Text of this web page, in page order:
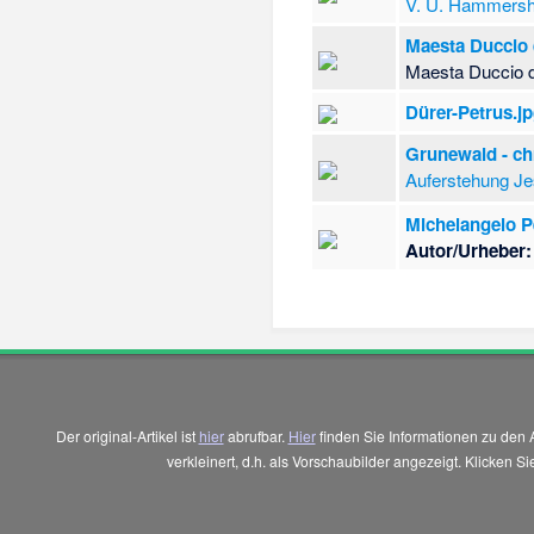
Maesta
Maesta Duccio
Dürer-
Grunewald -
Auferstehung
Michelangelo
Autor/Urheber:
Der original-Artikel ist hierabrufbar. Hierfinden Sie Informationen zu den
verkleinert, d.h. als Vorschaubilder angezeigt. Klicken